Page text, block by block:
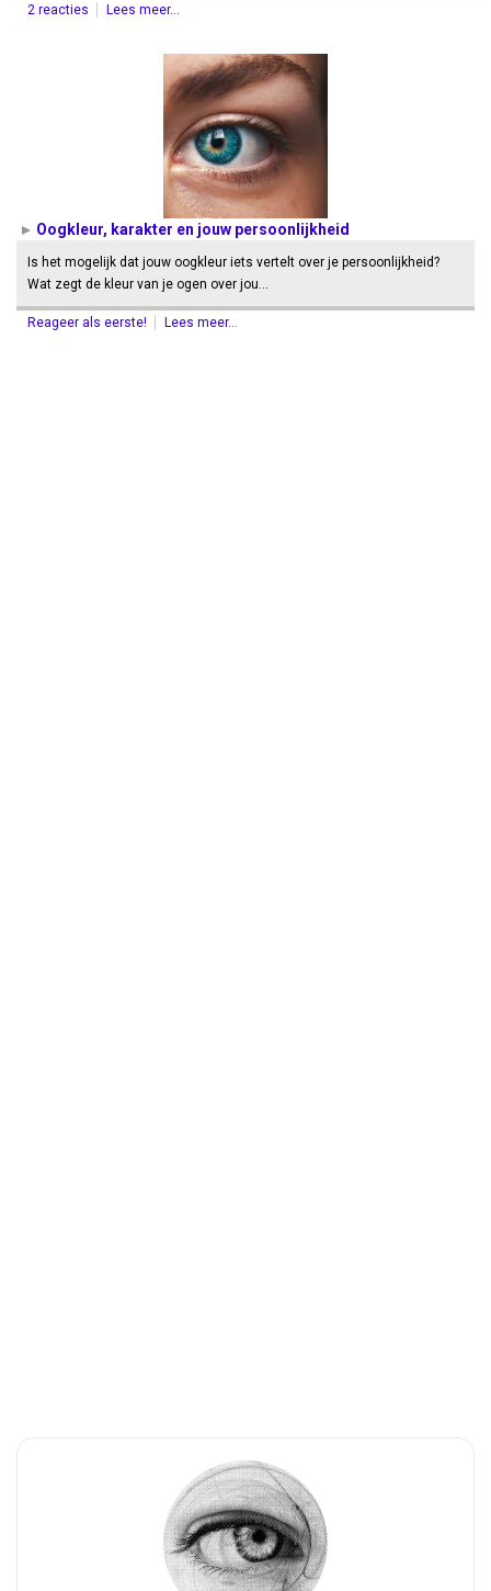
2 reacties Lees meer...
Oogkleur, karakter en jouw persoonlijkheid
Is het mogelijk dat jouw oogkleur iets vertelt over je persoonlijkheid?
Wat zegt de kleur van je ogen over jou…
Reageer als eerste! Lees meer...